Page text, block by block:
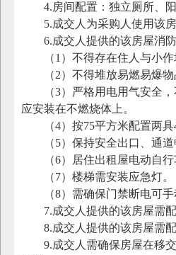
4.房间配置：独立厕所、
5.成交人为采购人使用该
6.成交人提供的该房屋消
（1）不得存在住人与小作
（2）不得堆放易燃易爆物
（3）严格用电用气安全
应安装在不燃烧体上。
（4）按75平方米配置两
（5）保持安全出口、通
（6）居住出租屋电动自
（7）楼梯需安装应急灯。
（8）需确保门禁断电可手
7.成交人提供的该房屋需配
8.成交人提供的该房屋需
9.成交人需确保房屋在移